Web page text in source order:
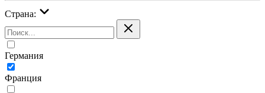
Страна:
Германия
Франция